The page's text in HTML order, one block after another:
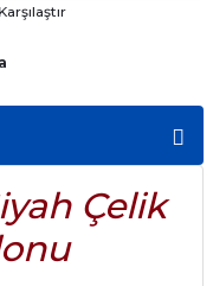
Çelik